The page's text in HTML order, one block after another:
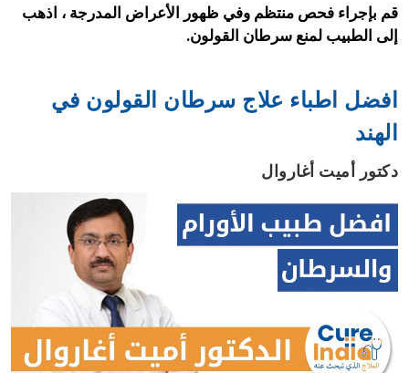
قم بإجراء فحص منتظم وفي ظهور الأعراض المدرجة ، اذهب
إلى الطبيب لمنع سرطان القولون.
افضل اطباء علاج سرطان القولون في
الهند
دكتور أميت أغاروال